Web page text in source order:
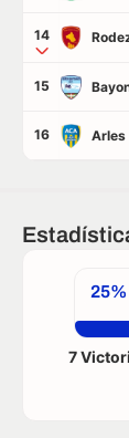
14
15
16 Arles
25%
7